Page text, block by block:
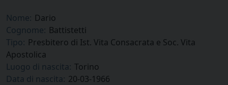
Nome: Dario
Cognome: Battistetti
Tipo: Presbitero di Ist. Vita Consacrata e Soc. Vita
Apostolica
Luogo di nascita: Torino
Data di nascita: 20-03-1966